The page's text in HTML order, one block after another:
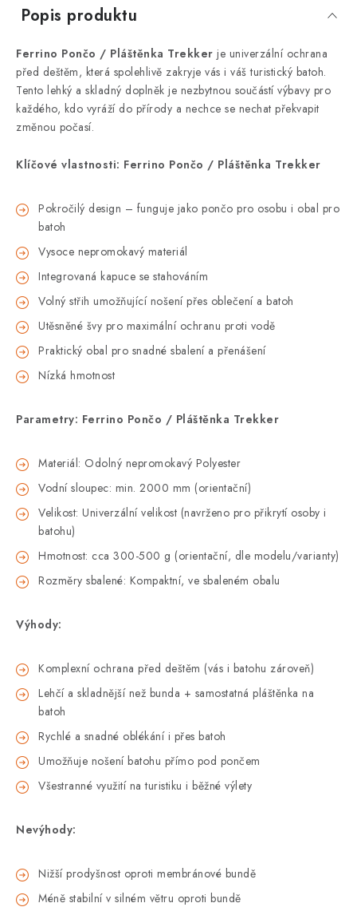
Popis produktu
Ferrino Pončo / Pláštěnka Trekker je univerzální ochrana
před deštěm, která spolehlivě zakryje vás i váš turistický batoh.
Tento lehký a skladný doplněk je nezbytnou součástí výbavy pro
každého, kdo vyráží do přírody a nechce se nechat překvapit
změnou počasí.
Klíčové vlastnosti: Ferrino Pončo / Pláštěnka Trekker
Pokročilý design – funguje jako pončo pro osobu i obal pro
batoh
Vysoce nepromokavý materiál
Integrovaná kapuce se stahováním
Volný střih umožňující nošení přes oblečení a batoh
Utěsněné švy pro maximální ochranu proti vodě
Praktický obal pro snadné sbalení a přenášení
Nízká hmotnost
Parametry: Ferrino Pončo / Pláštěnka Trekker
Materiál: Odolný nepromokavý Polyester
Vodní sloupec: min. 2000 mm (orientační)
Velikost: Univerzální velikost (navrženo pro přikrytí osoby i
batohu)
Hmotnost: cca 300-500 g (orientační, dle modelu/varianty)
Rozměry sbalené: Kompaktní, ve sbaleném obalu
Výhody:
Komplexní ochrana před deštěm (vás i batohu zároveň)
Lehčí a skladnější než bunda + samostatná pláštěnka na
batoh
Rychlé a snadné oblékání i přes batoh
Umožňuje nošení batohu přímo pod pončem
Všestranné využití na turistiku i běžné výlety
Nevýhody:
Nižší prodyšnost oproti membránové bundě
Méně stabilní v silném větru oproti bundě